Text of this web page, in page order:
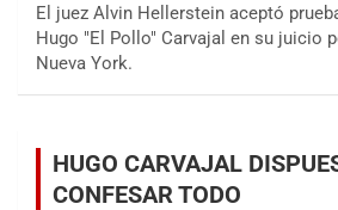
El juez Alvin Hellerstein aceptó
Hugo "El Pollo" Carvajal en su juicio
Nueva York.
HUGO CARVAJAL
CONFESAR TODO